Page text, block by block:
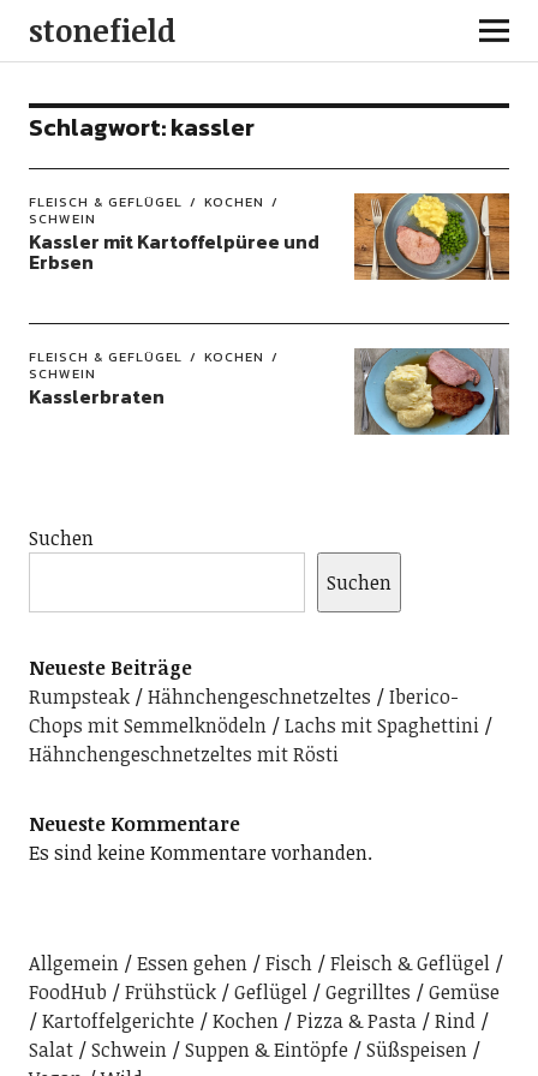
stonefield
Schlagwort:kassler
FLEISCH & GEFLÜGEL
KOCHEN
SCHWEIN
Kassler mit Kartoffelpüree und
Erbsen
FLEISCH & GEFLÜGEL
KOCHEN
SCHWEIN
Kasslerbraten
Suchen
Suchen
Neueste Beiträge
Rumpsteak
Hähnchengeschnetzeltes
Iberico-
Chops mit Semmelknödeln
Lachs mit Spaghettini
Hähnchengeschnetzeltes mit Rösti
Neueste Kommentare
Es sind keine Kommentare vorhanden.
Allgemein Essen gehen Fisch
Fleisch & Geflügel
FoodHub
Frühstück Geflügel Gegrilltes
Gemüse
Kartoffelgerichte
Kochen Pizza & Pasta
Rind
Salat
Schwein Suppen & Eintöpfe
Süßspeisen